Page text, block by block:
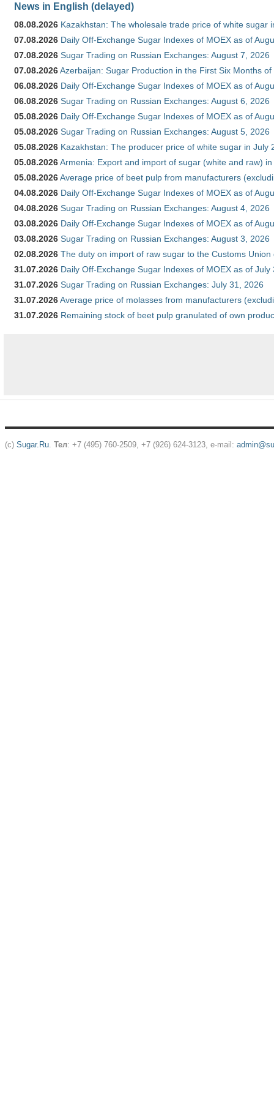
News in English (delayed)
08.08.2026 Kazakhstan: The wholesale trade price of white sugar
07.08.2026 Daily Off-Exchange Sugar Indexes of MOEX as of
07.08.2026 Sugar Trading on Russian Exchanges: August 7, 2026
07.08.2026Azerbaijan: Sugar Production in the First Six Months of
06.08.2026 Daily Off-Exchange Sugar Indexes of MOEX as of
06.08.2026 Sugar Trading on Russian Exchanges: August 6, 2026
05.08.2026 Daily Off-Exchange Sugar Indexes of MOEX as of
05.08.2026 Sugar Trading on Russian Exchanges: August 5, 2026
05.08.2026 Kazakhstan: The producer price of white sugar in July
05.08.2026Armenia: Export and import of sugar (white and raw)
05.08.2026Average price of beet pulp from manufacturers
04.08.2026 Daily Off-Exchange Sugar Indexes of MOEX as of
04.08.2026 Sugar Trading on Russian Exchanges: August 4, 2026
03.08.2026 Daily Off-Exchange Sugar Indexes of MOEX as of
03.08.2026 Sugar Trading on Russian Exchanges: August 3, 2026
02.08.2026 The duty on import of raw sugar to the Customs
31.07.2026 Daily Off-Exchange Sugar Indexes of MOEX as of July
31.07.2026 Sugar Trading on Russian Exchanges: July 31, 2026
31.07.2026Average price of molasses from manufacturers
31.07.2026 Remaining stock of beet pulp granulated of own
(c) Sugar.Ru. Тел: +7 (495) 760-2509, +7 (926) 624-3123, e-mail: